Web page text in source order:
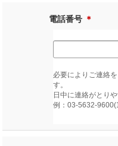
電話番号 ＊
必要によりご連絡
す。
日中に連絡がとり
例：03-5632-